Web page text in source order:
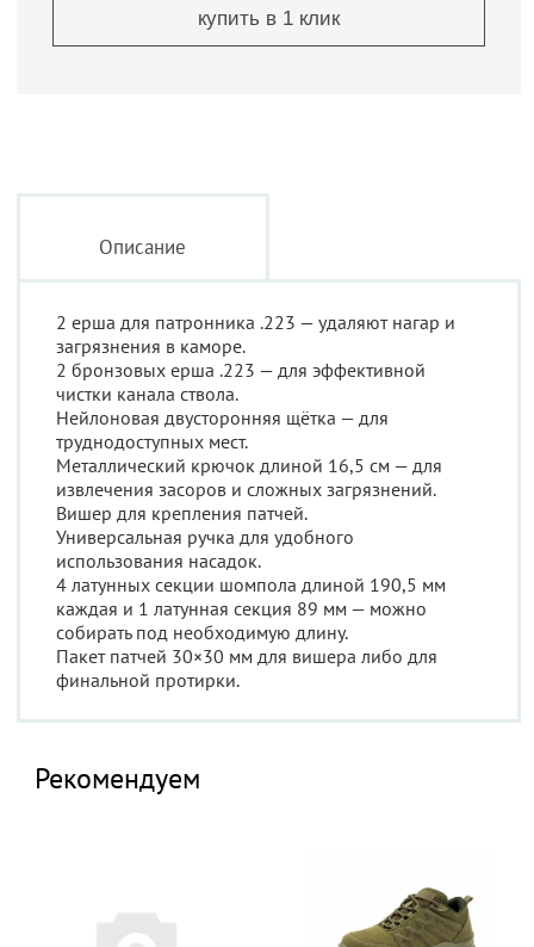
купить в 1 клик
Описание
2 ерша для патронника .223 — удаляют нагар и
загрязнения в каморе.
2 бронзовых ерша .223 — для эффективной
чистки канала ствола.
Нейлоновая двусторонняя щётка — для
труднодоступных мест.
Металлический крючок длиной 16,5 см — для
извлечения засоров и сложных загрязнений.
Вишер для крепления патчей.
Универсальная ручка для удобного
использования насадок.
4 латунных секции шомпола длиной 190,5 мм
каждая и 1 латунная секция 89 мм — можно
собирать под необходимую длину.
Пакет патчей 30×30 мм для вишера либо для
финальной протирки.
Рекомендуем